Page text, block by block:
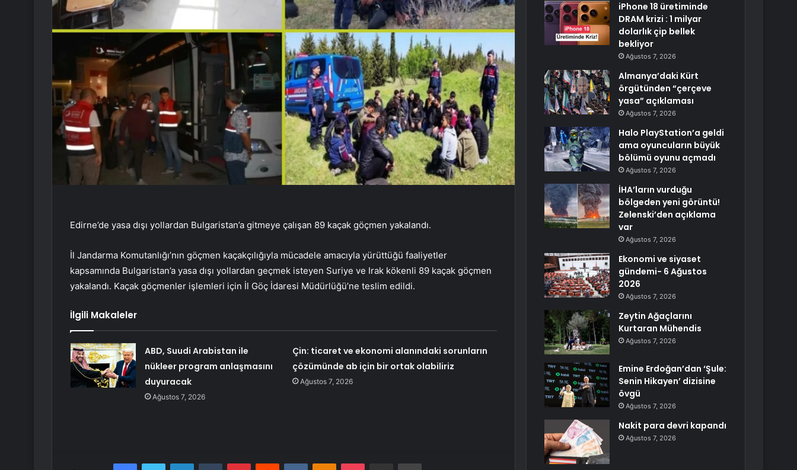
Edirne’de yasa dışı yollardan Bulgaristan’a gitmeye çalışan 89 kaçak göçmen yakalandı.
İl Jandarma Komutanlığı’nın göçmen kaçakçılığıyla mücadele amacıyla yürüttüğü faaliyetler
kapsamında Bulgaristan’a yasa dışı yollardan geçmek isteyen Suriye ve Irak kökenli 89 kaçak göçmen
yakalandı. Kaçak göçmenler işlemleri için İl Göç İdaresi Müdürlüğü’ne teslim edildi.
İlgili Makaleler
ABD, Suudi Arabistan ile
nükleer program anlaşmasını
duyuracak
Ağustos 7, 2026
Çin: ticaret ve ekonomi alanındaki sorunların
çözümünde ab için bir ortak olabiliriz
Ağustos 7, 2026
FacebookTwitter LinkedInTumblr PinterestReddit VKontakteOdnoklassniki
Pocket E-Posta ile paylaş Yazdır
iPhone 18 üretiminde
DRAM krizi : 1 milyar
dolarlık çip bellek
bekliyor
Ağustos 7, 2026
Almanya’daki Kürt
örgütünden “çerçeve
yasa” açıklaması
Ağustos 7, 2026
Halo PlayStation’a geldi
ama oyuncuların büyük
bölümü oyunu açmadı
Ağustos 7, 2026
İHA’ların vurduğu
bölgeden yeni görüntü!
Zelenski’den açıklama
var
Ağustos 7, 2026
Ekonomi ve siyaset
gündemi- 6 Ağustos
2026
Ağustos 7, 2026
Zeytin Ağaçlarını
Kurtaran Mühendis
Ağustos 7, 2026
Emine Erdoğan’dan ‘Şule:
Senin Hikayen’ dizisine
övgü
Ağustos 7, 2026
Nakit para devri kapandı
Ağustos 7, 2026